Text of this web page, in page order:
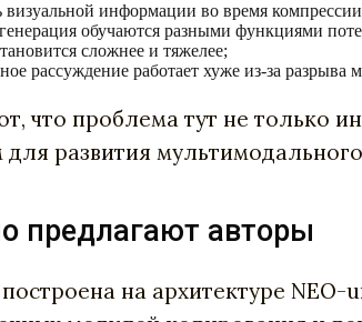
визуальной информации во время
обучаются разными функциями
сложнее и тяжелее;
рассуждение работает хуже из-за разрыва
что проблема тут не только
для развития
предлагают авторы
построена на архитектуре